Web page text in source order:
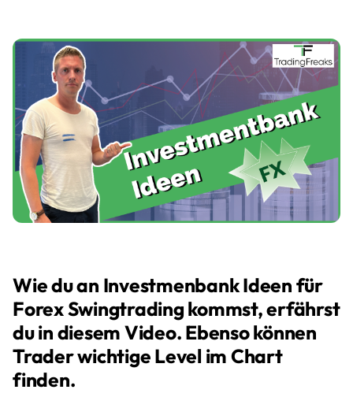
Wie du an Investmenbank Ideen für
Forex Swingtrading kommst, erfährst
du in diesem Video. Ebenso können
Trader wichtige Level im Chart
finden.